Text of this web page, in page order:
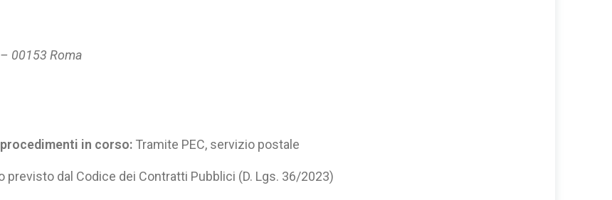
00153 Roma
in corso: Tramite PEC, servizio postale
previsto dal Codice dei Contratti Pubblici (D. Lgs. 36/2023)